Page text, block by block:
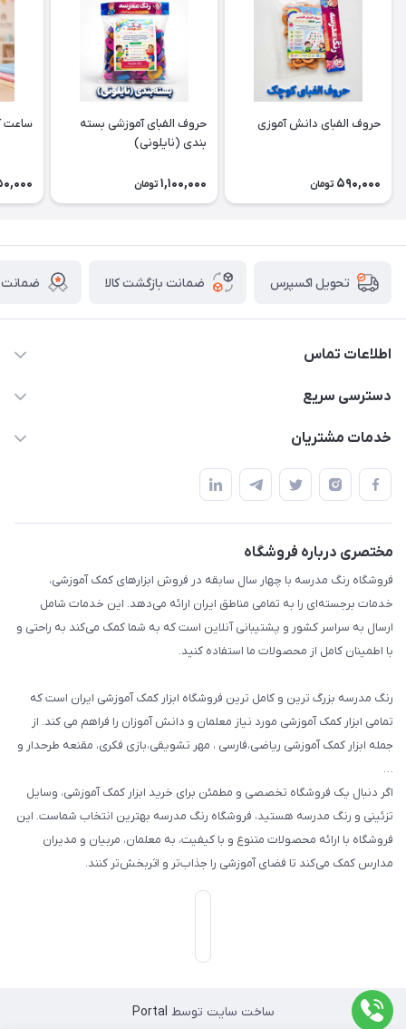
حروف الفبای دانش آموزی
590,000 تومان
حروف الفبای آموزشی بسته
بندی (نایلونی)
1,100,000 تومان
ساعت
تحویل اکسپرس ضمانت بازگشت کالا ضمانت
اطلاعات تماس
02136781755
دسترسی سریع
پلنر و دفتر
استایل معلم و دانش آموز
بازی و نمایش
تزئین کلاس
طرح های تشویقی
گیفت ها و جوایز
سایر محصولات
خدمات مشتریان
قوانین و مقررات
حریم خصوصی
مختصری درباره فروشگاه
فروشگاه رنگ مدرسه با چهار سال سابقه در فروش ابزارهای کمک آموزشی،
خدمات برجسته‌ای را به تمامی مناطق ایران ارائه می‌دهد. این خدمات شامل
ارسال به سراسر کشور و پشتیبانی آنلاین است که به شما کمک می‌کند به راحتی و
با اطمینان کامل از محصولات ما استفاده کنید.
رنگ مدرسه بزرگ ترین و کامل ترین فروشگاه ابزار کمک آموزشی ایران است که
تمامی ابزار کمک آموزشی مورد نیاز معلمان و دانش آموزان را فراهم می کند. از
جمله ابزار کمک آموزشی ریاضی،فارسی ، مهر تشویقی،بازی فکری، مقنعه طرحدار و
…
اگر دنبال یک فروشگاه تخصصی و مطمئن برای خرید ابزار کمک آموزشی، وسایل
تزئینی و رنگ مدرسه هستید، فروشگاه رنگ مدرسه بهترین انتخاب شماست. این
فروشگاه با ارائه محصولات متنوع و با کیفیت، به معلمان، مربیان و مدیران
مدارس کمک می‌کند تا فضای آموزشی را جذاب‌تر و اثربخش‌تر کنند.
ساخت سایت توسط Portal